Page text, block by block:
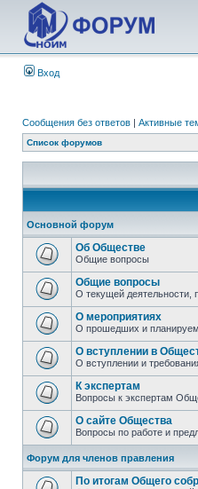
Вход
Сообщения без ответов | Активные
Список форумов
Основной форум
Об Обществе
Общие вопросы
Общие вопросы
О текущей деятельности,
О мероприятиях
О прошедших и
О вступлении в
О вступлении и
К экспертам
Вопросы к экспертам
О сайте Общества
Вопросы по работе и
Форум для членов правления
По итогам Общего